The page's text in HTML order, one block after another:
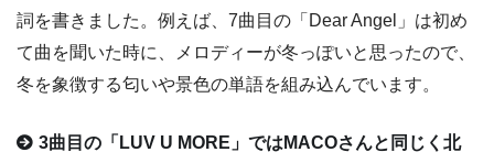
詞を書きました。例えば、7曲目の「Dear Angel」は初め
て曲を聞いた時に、メロディーが冬っぽいと思ったので、
冬を象徴する匂いや景色の単語を組み込んでいます。
3曲目の「LUV U MORE」ではMACOさんと同じく北